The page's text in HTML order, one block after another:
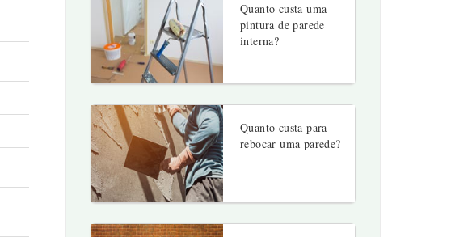
Quanto custa uma
pintura de parede
interna?
Quanto custa para
rebocar uma parede?